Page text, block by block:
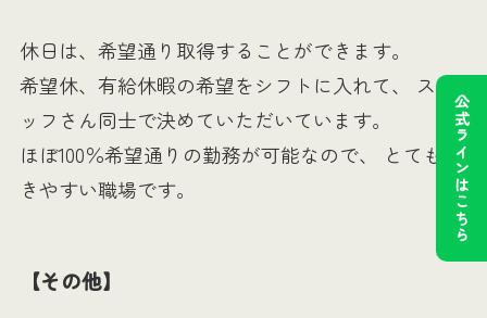
休日は、希望通り取得することができます。
希望休、有給休暇の希望をシフトに入れて、 スタ
ッフさん同士で決めていただいています。
ほぼ100％希望通りの勤務が可能なので、 とても働
きやすい職場です。
【その他】
公式ラインはこちら